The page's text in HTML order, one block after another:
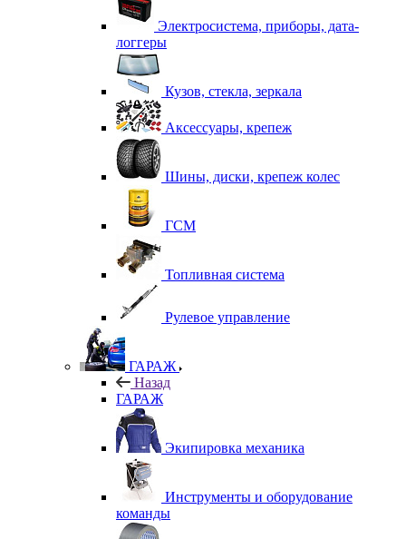
Электросистема, приборы, дата-
логгеры
Кузов, стекла, зеркала
Аксессуары, крепеж
Шины, диски, крепеж колес
ГСМ
Топливная система
Рулевое управление
ГАРАЖ
Назад
ГАРАЖ
Экипировка механика
Инструменты и оборудование
команды